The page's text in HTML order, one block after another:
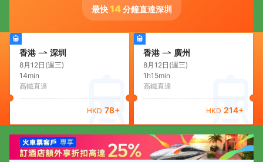
最快 14分鐘直達深圳
香港 深圳
8月12日(週三)
14min
高鐵直達
HKD 78+
香港 廣州
8月12日(週三)
1h15min
高鐵直達
HKD 214+